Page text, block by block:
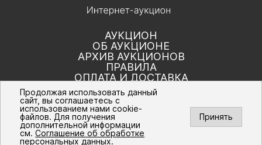
АУКЦИОН
ОБ АУКЦИОНЕ
АРХИВ АУКЦИОНОВ
ПРАВИЛА
ОПЛАТА И ДОСТАВКА
КОНТАКТЫ
Политика компании в отношении обработки
персональных данных
© Интернет-аукцион «Золотник». Все
права защищены. 2016 – 2026 г.
Продолжая использовать данный
сайт, вы соглашаетесь с
использованием нами cookie-
файлов. Для получения
дополнительной информации
см.Соглашение об обработке
персональных данных.
Принять